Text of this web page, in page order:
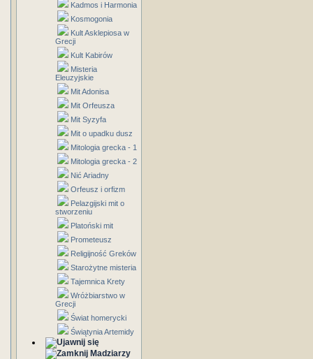
Kadmos i Harmonia
Kosmogonia
Kult Asklepiosa w
Grecji
Kult Kabirów
Misteria
Eleuzyjskie
Mit Adonisa
Mit Orfeusza
Mit Syzyfa
Mit o upadku dusz
Mitologia grecka - 1
Mitologia grecka - 2
Nić Ariadny
Orfeusz i orfizm
Pelazgijski mit o
stworzeniu
Platoński mit
Prometeusz
Religijność Greków
Starożytne misteria
Tajemnica Krety
Wróżbiarstwo w
Grecji
Świat homerycki
Świątynia Artemidy
Madziarzy